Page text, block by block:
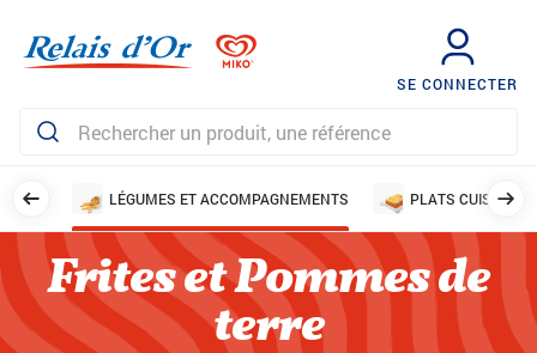
SE CONNECTER
LÉGUMES ET ACCOMPAGNEMENTS PLATS CUISINÉS
Frites et Pommes de
terre